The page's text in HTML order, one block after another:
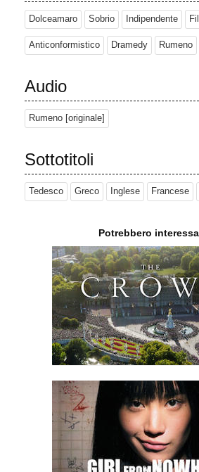
Dolceamaro Sobrio Indipendente
Anticonformistico Dramedy Rumeno
Audio
Rumeno [originale]
Sottotitoli
Tedesco Greco Inglese Francese
Potrebbero